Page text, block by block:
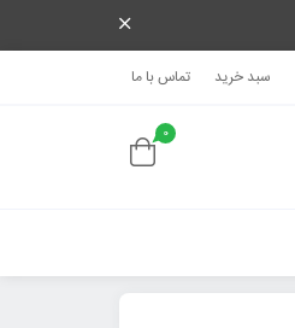
سبد خرید تماس با ما
0